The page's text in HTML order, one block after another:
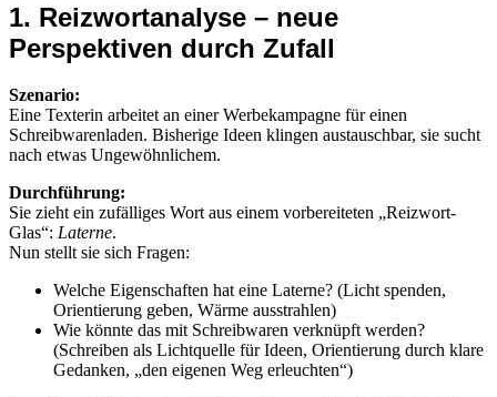
1. Reizwortanalyse – neue
Perspektiven durch Zufall
Szenario:
Eine Texterin arbeitet an einer Werbekampagne für einen
Schreibwarenladen. Bisherige Ideen klingen austauschbar, sie sucht
nach etwas Ungewöhnlichem.
Durchführung:
Sie zieht ein zufälliges Wort aus einem vorbereiteten „Reizwort-
Glas“: Laterne.
Nun stellt sie sich Fragen:
Welche Eigenschaften hat eine Laterne? (Licht spenden,
Orientierung geben, Wärme ausstrahlen)
Wie könnte das mit Schreibwaren verknüpft werden?
(Schreiben als Lichtquelle für Ideen, Orientierung durch klare
Gedanken, „den eigenen Weg erleuchten“)